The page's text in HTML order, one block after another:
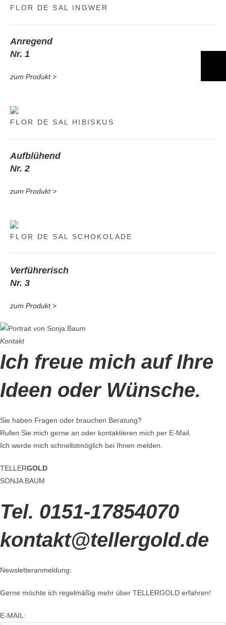
FLOR DE SAL INGWER
Anregend
Nr. 1
zum Produkt >
FLOR DE SAL HIBISKUS
Aufblühend
Nr. 2
zum Produkt >
FLOR DE SAL SCHOKOLADE
Verführerisch
Nr. 3
zum Produkt >
Kontakt
Ich freue mich auf Ihre
Ideen oderWünsche.
Sie haben Fragen oder brauchen Beratung?
Rufen Sie mich gerne an oder kontaktieren mich per E-Mail.
Ich werde mich schnellstmöglich bei Ihnen melden.
TELLERGOLD
SONJA BAUM
Tel. 0151-17854070
kontakt@tellergold.de
Newsletteranmeldung:
Gerne möchte ich regelmäßig mehr über TELLERGOLD erfahren!
E-MAIL: